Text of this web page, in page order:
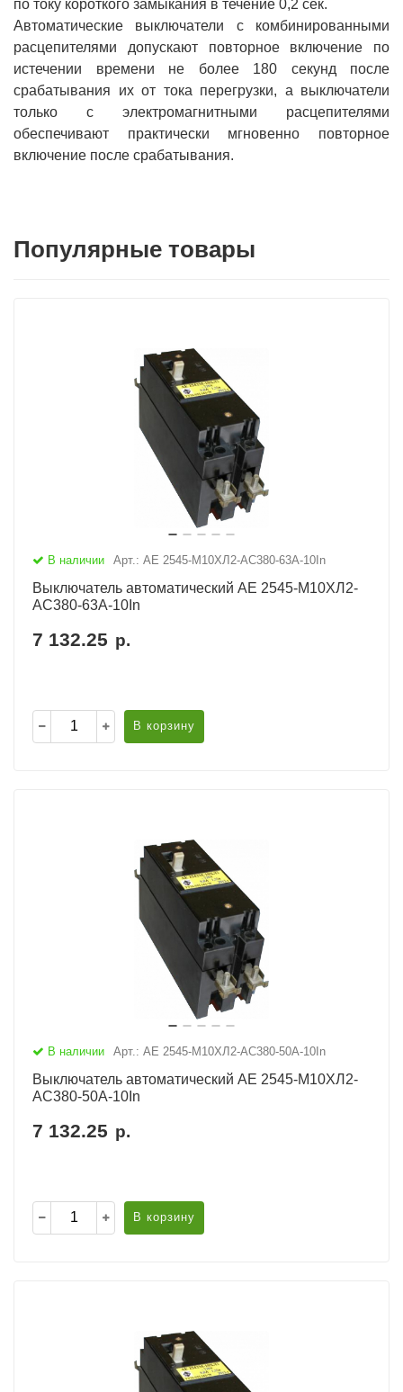
по току короткого замыкания в течение 0,2 сек.
Автоматические выключатели с комбинированными
расцепителями допускают повторное включение по
истечении времени не более 180 секунд после
срабатывания их от тока перегрузки, а выключатели
только с электромагнитными расцепителями
обеспечивают практически мгновенно повторное
включение после срабатывания.
Популярные товары
В наличии Арт.: АЕ 2545-М10ХЛ2-AC380-63А-10In
Выключатель автоматический АЕ 2545-М10ХЛ2-
AC380-63А-10In
7 132.25 р.
В корзину
В наличии Арт.: АЕ 2545-М10ХЛ2-AC380-50А-10In
Выключатель автоматический АЕ 2545-М10ХЛ2-
AC380-50А-10In
7 132.25 р.
В корзину